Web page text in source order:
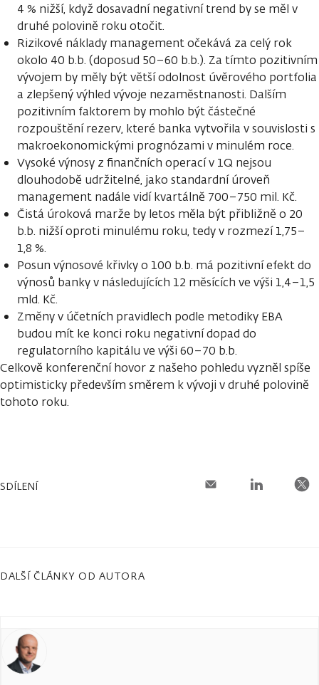
4 % nižší, když dosavadní negativní trend by se měl v
druhé polovině roku otočit.
Rizikové náklady management očekává za celý rok
okolo 40 b.b. (doposud 50–60 b.b.). Za tímto pozitivním
vývojem by měly být větší odolnost úvěrového portfolia
a zlepšený výhled vývoje nezaměstnanosti. Dalším
pozitivním faktorem by mohlo být částečné
rozpouštění rezerv, které banka vytvořila v souvislosti s
makroekonomickými prognózami v minulém roce.
Vysoké výnosy z finančních operací v 1Q nejsou
dlouhodobě udržitelné, jako standardní úroveň
management nadále vidí kvartálně 700–750 mil. Kč.
Čistá úroková marže by letos měla být přibližně o 20
b.b. nižší oproti minulému roku, tedy v rozmezí 1,75–
1,8 %.
Posun výnosové křivky o 100 b.b. má pozitivní efekt do
výnosů banky v následujících 12 měsících ve výši 1,4–1,5
mld. Kč.
Změny v účetních pravidlech podle metodiky EBA
budou mít ke konci roku negativní dopad do
regulatorního kapitálu ve výši 60–70 b.b.
Celkově konferenční hovor z našeho pohledu vyzněl spíše
optimisticky především směrem k vývoji v druhé polovině
tohoto roku.
SDÍLENÍ
DALŠÍ ČLÁNKY OD AUTORA